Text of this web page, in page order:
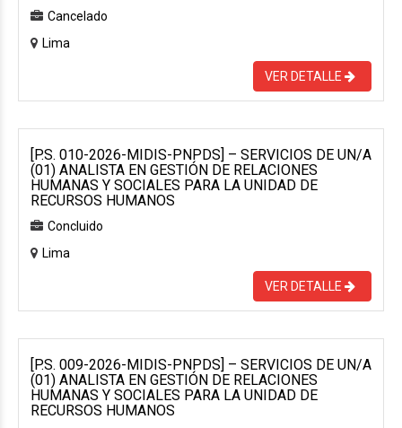
Cancelado
Lima
VER DETALLE
[P.S. 010-2026-MIDIS-PNPDS] – SERVICIOS DE UN/A
(01) ANALISTA EN GESTIÓN DE RELACIONES
HUMANAS Y SOCIALES PARA LA UNIDAD DE
RECURSOS HUMANOS
Concluido
Lima
VER DETALLE
[P.S. 009-2026-MIDIS-PNPDS] – SERVICIOS DE UN/A
(01) ANALISTA EN GESTIÓN DE RELACIONES
HUMANAS Y SOCIALES PARA LA UNIDAD DE
RECURSOS HUMANOS